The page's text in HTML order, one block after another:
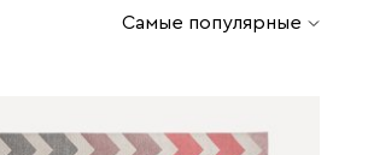
Самые популярные